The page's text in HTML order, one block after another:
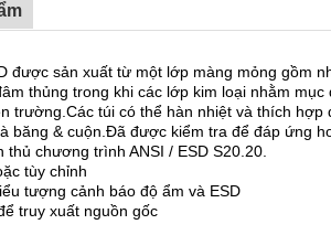
được sản xuất từ ​​một lớp màng mỏng gồm
thủng trong khi các lớp kim loại nhằm
trường.Các túi có thể hàn nhiệt và thích
băng & cuộn.Đã được kiểm tra để đáp ứng
thủ chương trình ANSI / ESD S20.20.
tùy chỉnh
tượng cảnh báo độ ẩm và ESD
truy xuất nguồn gốc